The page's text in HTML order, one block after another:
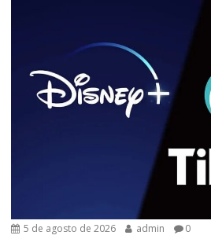
5 de agosto de 2026 admin 0